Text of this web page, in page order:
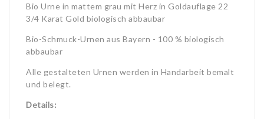
Bio Urne in mattem grau mit Herz in Goldauflage 22
3/4 Karat Gold biologisch abbaubar
Bio-Schmuck-Urnen aus Bayern - 100 % biologisch
abbaubar
Alle gestalteten Urnen werden in Handarbeit bemalt
und belegt.
Details: